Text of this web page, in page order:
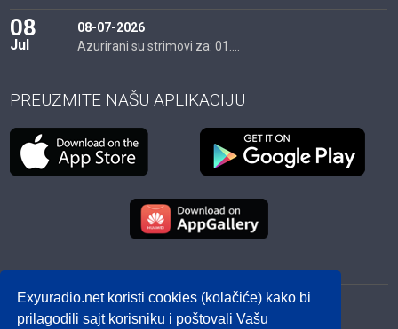
Exyuradio.net koristi cookies (kolačiće) kako bi
prilagodili sajt korisniku i poštovali Vašu
08
Jul
08-07-2026
Azurirani su strimovi za: 01....
PREUZMITE NAŠU APLIKACIJU
© 2012 - 2026! exyuradio.net -Politika privatnosti -
created by IMS.RS